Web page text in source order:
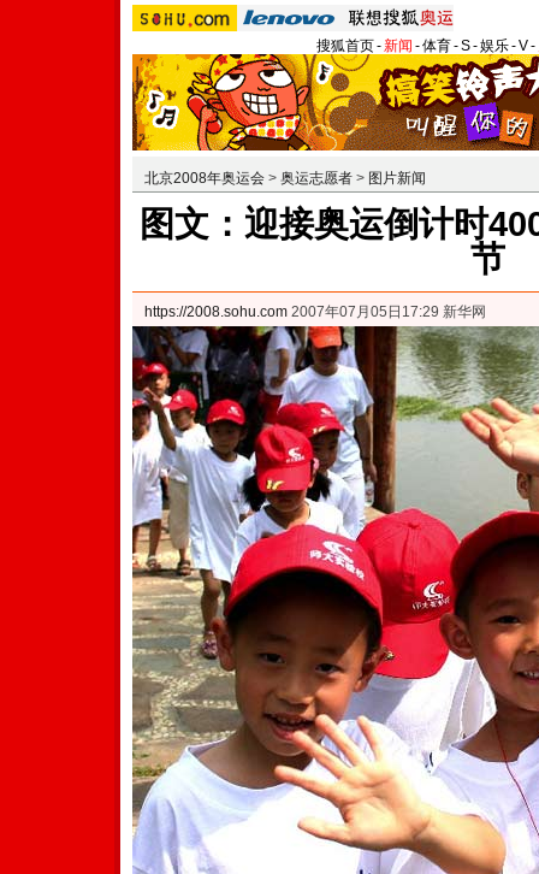
搜狐首页-新闻 -体育-S-娱乐-V-
北京2008年奥运会 > 奥运志愿者 > 图片新闻
图文：迎接奥运倒计时
节
https://2008.sohu.com 2007年07月05日17:29 新华网